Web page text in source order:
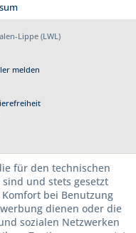
Lippe (LWL)
melden
für den technischen
und stets gesetzt
bei Benutzung
dienen oder die
sozialen Netzwerken